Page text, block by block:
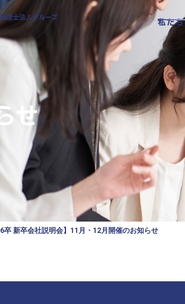
理士法人グループ
私た
社風・文化について 拠点情報
東京本社
東京中野本
埼玉川口本
千葉本部
高崎本部
富山本部
せ
卒 新卒会社説明会】11月・12月開催のお知らせ